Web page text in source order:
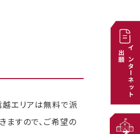
越エリアは無料で派
ますので、ご希望の
インターネット
出願